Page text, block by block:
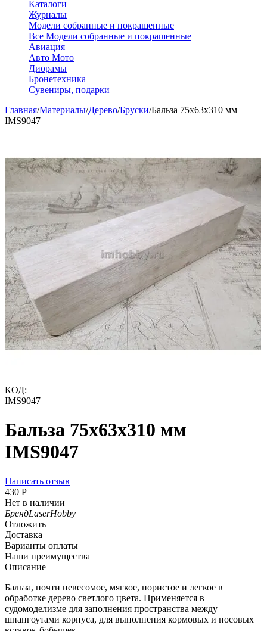
Каталоги
Журналы
Модели собранные и покрашенные
Все Модели собранные и покрашенные
Авиация
Авто Мото
Диорамы
Бронетехника
Сувениры, подарки
Главная/Материалы/Дерево/Бруски/Бальза 75x63x310 мм
IMS9047
КОД:
IMS9047
Бальза 75x63x310 мм
IMS9047
Написать отзыв
‍430‍ Р
Нет в наличии
БрендLaserHobby
Отложить
Доставка
Варианты оплаты
Наши преимущества
Описание
Бальза, почти невесомое, мягкое, пористое и легкое в
обработке дерево светлого цвета. Применяется в
судомоделизме для заполнения пространства между
шпангоутами корпуса, для выполнения кормовых и носовых